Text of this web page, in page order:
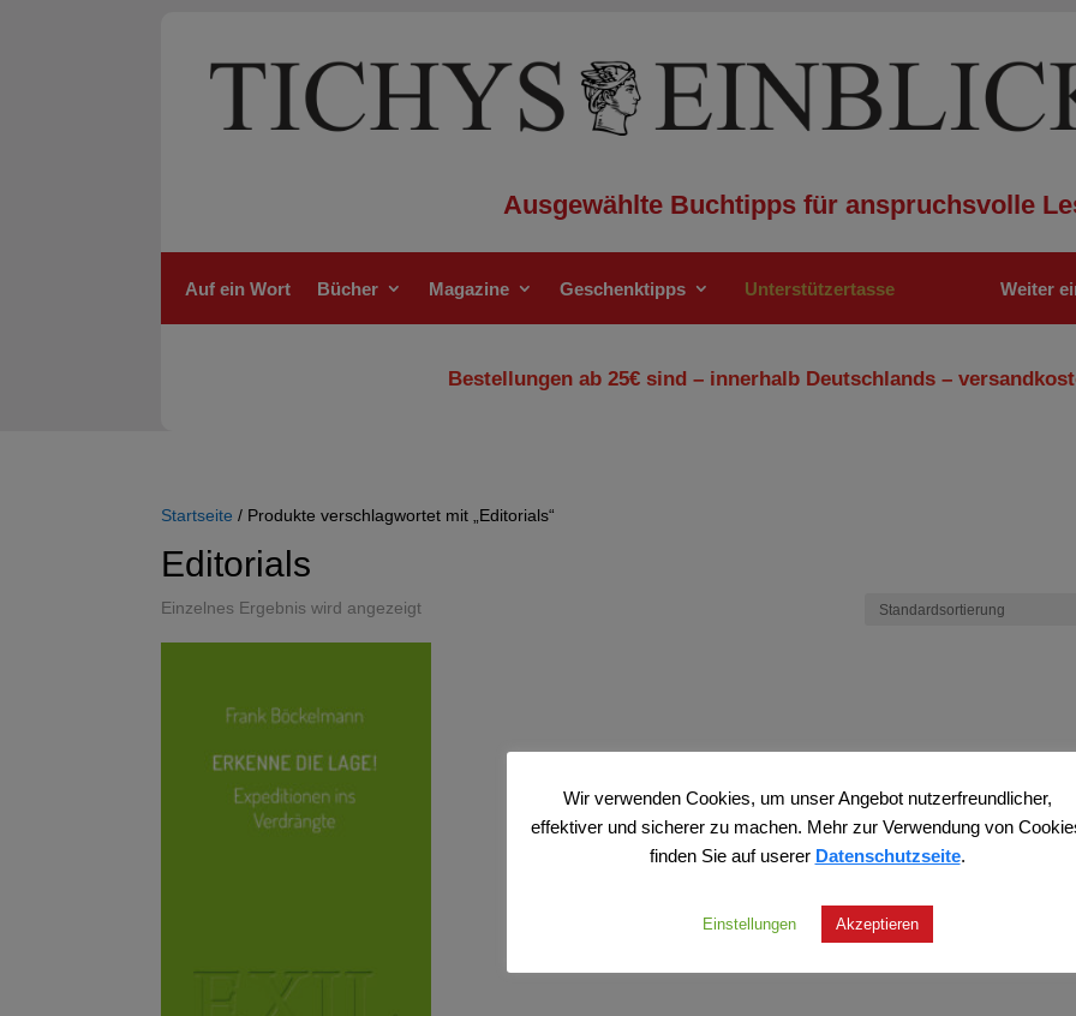
Ausgewählte Buchtipps für anspruchsvolle
Auf ein Wort Bücher Magazine Geschenktipps Unterstützertasse Weiter
Bestellungen ab 25€ sind – innerhalb Deutschlands –
Startseite / Produkte verschlagwortet mit „Editorials“
Editorials
Einzelnes Ergebnis wird angezeigt
Wir verwenden Cookies, um unser Angebot nutzerfreundlicher,
effektiver und sicherer zu machen. Mehr zur Verwendung von
finden Sie auf userer Datenschutzseite.
Einstellungen Akzeptieren